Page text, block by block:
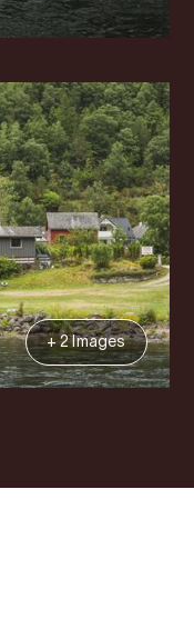
+ 2 Images